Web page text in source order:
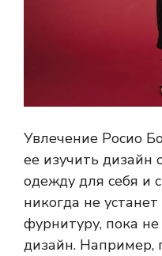
Увлечение Росио
ее изучить
одежду для себя и
никогда не
фурнитуру, пока
дизайн. Например,